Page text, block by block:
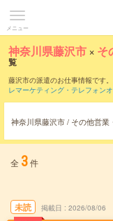
メニュー
神奈川県藤沢市 × そ
覧
藤沢市の派遣のお仕事情報です
レマーケティング・テレフォン
でいただけます。
神奈川県藤沢市 / その他営業
全 3件
未読 掲載日 2026/08/06